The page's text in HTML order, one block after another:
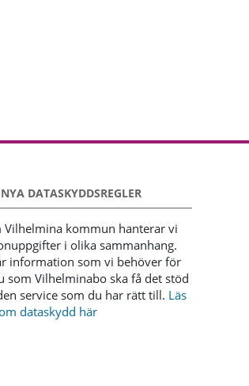
DATASKYDDSREGLER
Vilhelmina kommun hanterar vi
i olika sammanhang.
information som vi behöver för
som Vilhelminabo ska få det stöd
service som du har rätt till. Läs
dataskydd här